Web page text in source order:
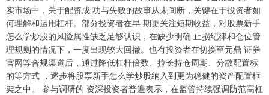
实市场中，关于配资成 功与失败的故事从未间断，关键在于投资者如
何理解和运用杠杆。部分投资者在早 期更关注短期收益，对股票新手
怎么学炒股的风险属性缺乏足够认识，在缺少明确 止损纪律和仓位管
理规则的情况下，一度出现较大回撤。也有投资者在切换至元鼎 证券
官网等合规渠道后，通过降低杠杆倍数、拉长持仓周期、分散配置标
的等方式 ，逐步将股票新手怎么学炒股纳入到更为稳健的资产配置框
架之中。 参与调研的 资深投资者普遍表示，在监管持续强调防范高杠
深证成指 14311.01 +200.89 +1.42%